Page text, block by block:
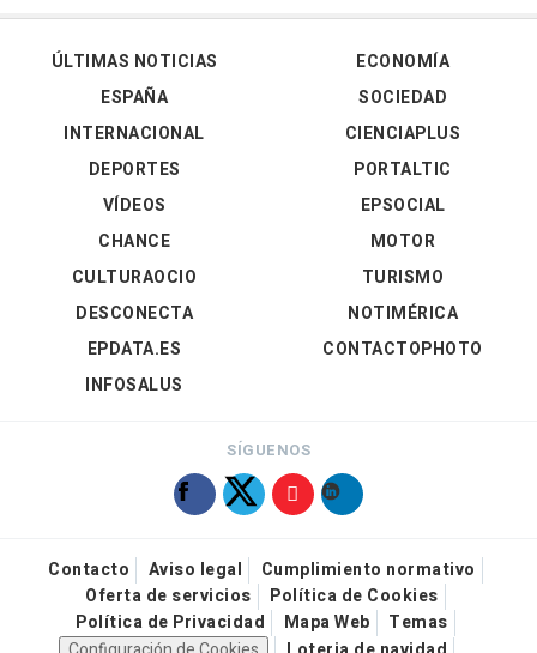
ÚLTIMAS NOTICIAS
ESPAÑA
INTERNACIONAL
DEPORTES
VÍDEOS
ECONOMÍA
SOCIEDAD
CIENCIAPLUS
PORTALTIC
EPSOCIAL
CHANCE
CULTURAOCIO
DESCONECTA
EPDATA.ES
INFOSALUS
MOTOR
TURISMO
NOTIMÉRICA
CONTACTOPHOTO
SÍGUENOS
Contacto Aviso legal
Cumplimiento normativo
Oferta de servicios
Política de Cookies
Política de Privacidad
Mapa Web
Temas